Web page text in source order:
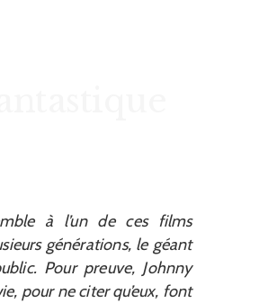
à l’un de ces films
générations, le géant
Pour preuve, Johnny
pour ne citer qu’eux, font